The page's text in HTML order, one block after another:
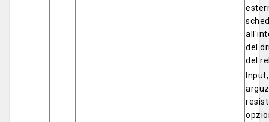
del
del
Input,